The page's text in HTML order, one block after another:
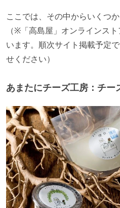
ここでは、その中からいくつ
（※「高島屋」オンラインス
います。順次サイト掲載予定
せください）
あまたにチーズ工房：チー